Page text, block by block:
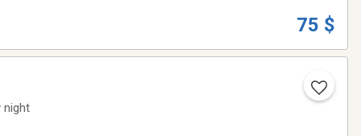
75 $
night